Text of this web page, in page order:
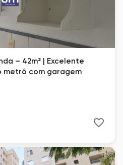
– 42m² | Excelente
metrô com garagem